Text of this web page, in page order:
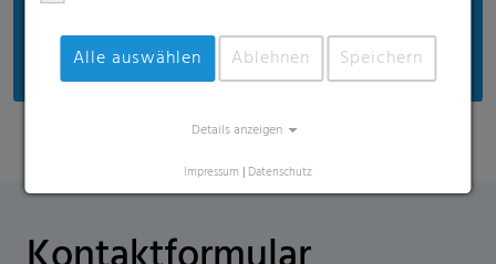
Verminderter Feuchtigkeitsstau auf der Kultur
Alle auswählen Ablehnen Speichern
Details anzeigen
Impressum | Datenschutz